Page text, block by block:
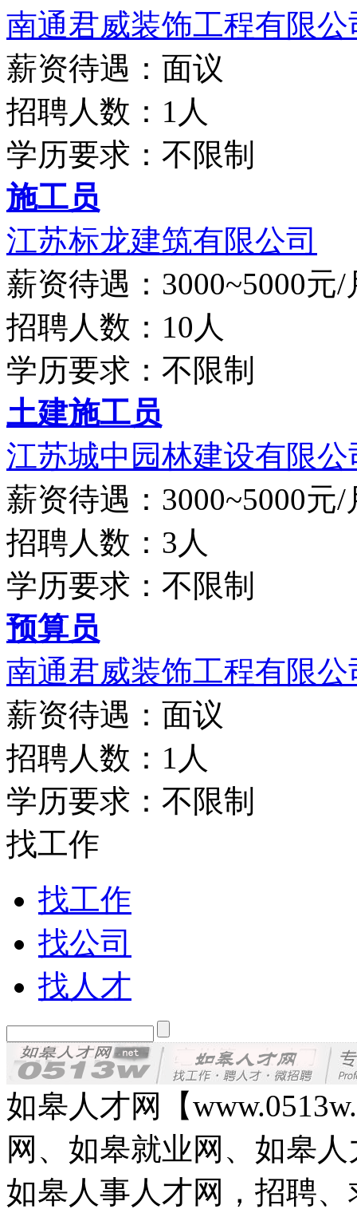
南通君威装饰工程有限公
薪资待遇：面议
招聘人数：1人
学历要求：不限制
施工员
江苏标龙建筑有限公司
薪资待遇：3000~5000元/
招聘人数：10人
学历要求：不限制
土建施工员
江苏城中园林建设有限公
薪资待遇：3000~5000元/
招聘人数：3人
学历要求：不限制
预算员
南通君威装饰工程有限公
薪资待遇：面议
招聘人数：1人
学历要求：不限制
找工作
找工作
找公司
找人才
如皋人才网【
网、如皋就业网、如皋
如皋人事人才网，招聘